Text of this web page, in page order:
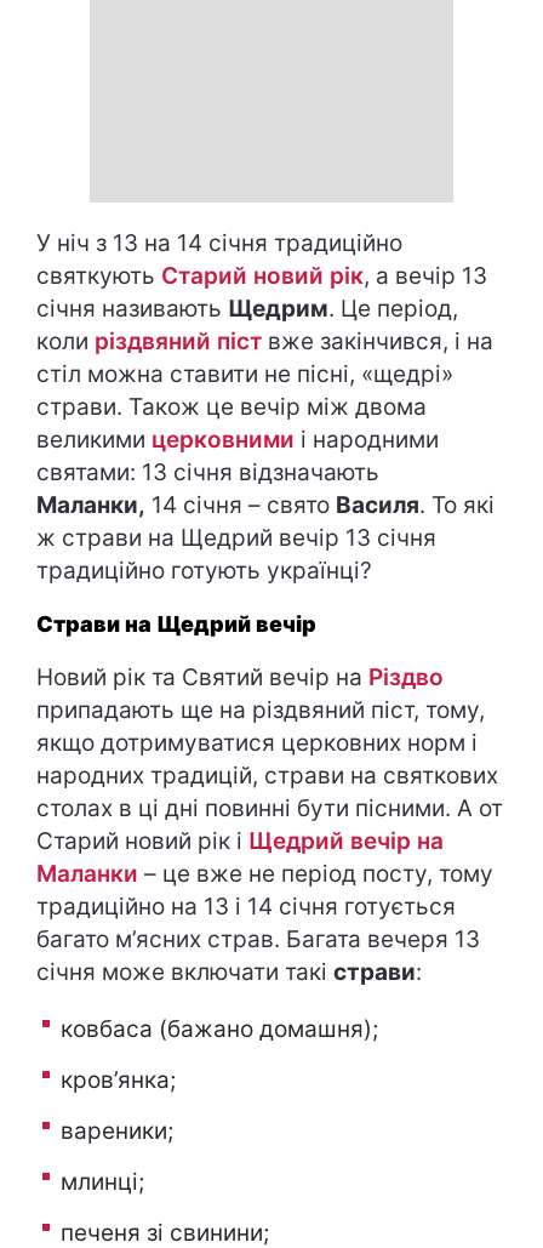
У ніч з 13 на 14 січня традиційно
святкують Старий новий рік, а вечір 13
січня називають Щедрим. Це період,
коли різдвяний піст вже закінчився, і на
стіл можна ставити не пісні, «щедрі»
страви. Також це вечір між двома
великими церковними і народними
святами: 13 січня відзначають
Маланки, 14 січня – свято Василя. То які
ж страви на Щедрий вечір 13 січня
традиційно готують українці?
Страви на Щедрий вечір
Новий рік та Святий вечір на Різдво
припадають ще на різдвяний піст, тому,
якщо дотримуватися церковних норм і
народних традицій, страви на святкових
столах в ці дні повинні бути пісними. А от
Старий новий рік і Щедрий вечір на
Маланки – це вже не період посту, тому
традиційно на 13 і 14 січня готується
багато м’ясних страв. Багата вечеря 13
січня може включати такі страви:
ковбаса (бажано домашня);
кров’янка;
вареники;
млинці;
печеня зі свинини;